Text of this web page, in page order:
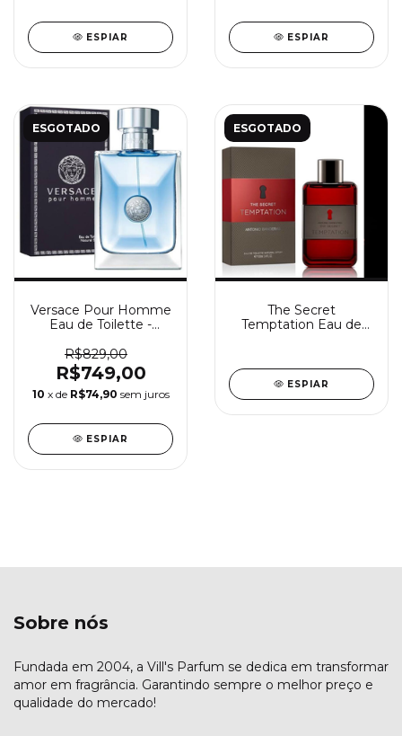
ESPIAR ESPIAR
ESGOTADO
Versace Pour Homme
Eau de Toilette -
Versace
R$829,00
R$749,00
10 x de R$74,90 sem juros
ESPIAR
ESGOTADO
The Secret
Temptation Eau de
Banderas
ESPIAR
Sobre nós
Fundada em 2004, a Vill's Parfum se dedica em transformar
amor em fragrância. Garantindo sempre o melhor preço e
qualidade do mercado!